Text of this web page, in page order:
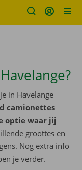
in Havelange
camionettes
optie waar jij
groottes en
Nog extra info
je verder.